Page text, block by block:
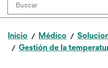
Inicio Médico
Gestión de la